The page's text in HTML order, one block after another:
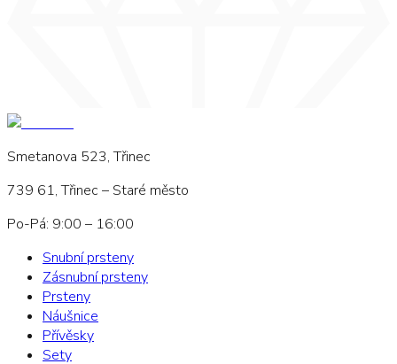
Smetanova 523, Třinec
739 61, Třinec – Staré město
Po-Pá: 9:00 – 16:00
Snubní prsteny
Zásnubní prsteny
Prsteny
Náušnice
Přívěsky
Sety